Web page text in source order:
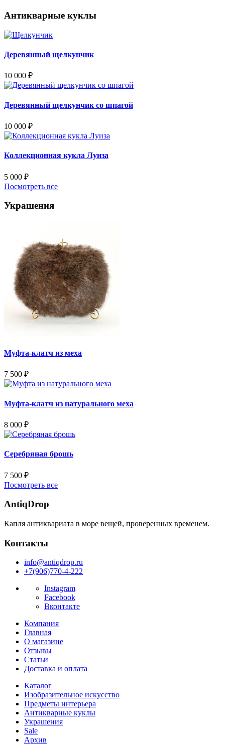
Антикварные куклы
Деревянный щелкунчик
10 000 ₽
Деревянный щелкунчик со шпагой
10 000 ₽
Коллекционная кукла Луиза
5 000 ₽
Посмотреть все
Украшения
Муфта-клатч из меха
7 500 ₽
Муфта-клатч из натурального меха
8 000 ₽
Серебряная брошь
7 500 ₽
Посмотреть все
AntiqDrop
Капля антиквариата в море вещей, проверенных временем.
Контакты
info@antiqdrop.ru
+7(906)770-4-222
Instagram
Facebook
Вконтакте
Компания
Главная
О магазине
Отзывы
Статьи
Доставка и оплата
Каталог
Изобразительное искусство
Предметы интерьера
Антикварные куклы
Украшения
Sale
Архив